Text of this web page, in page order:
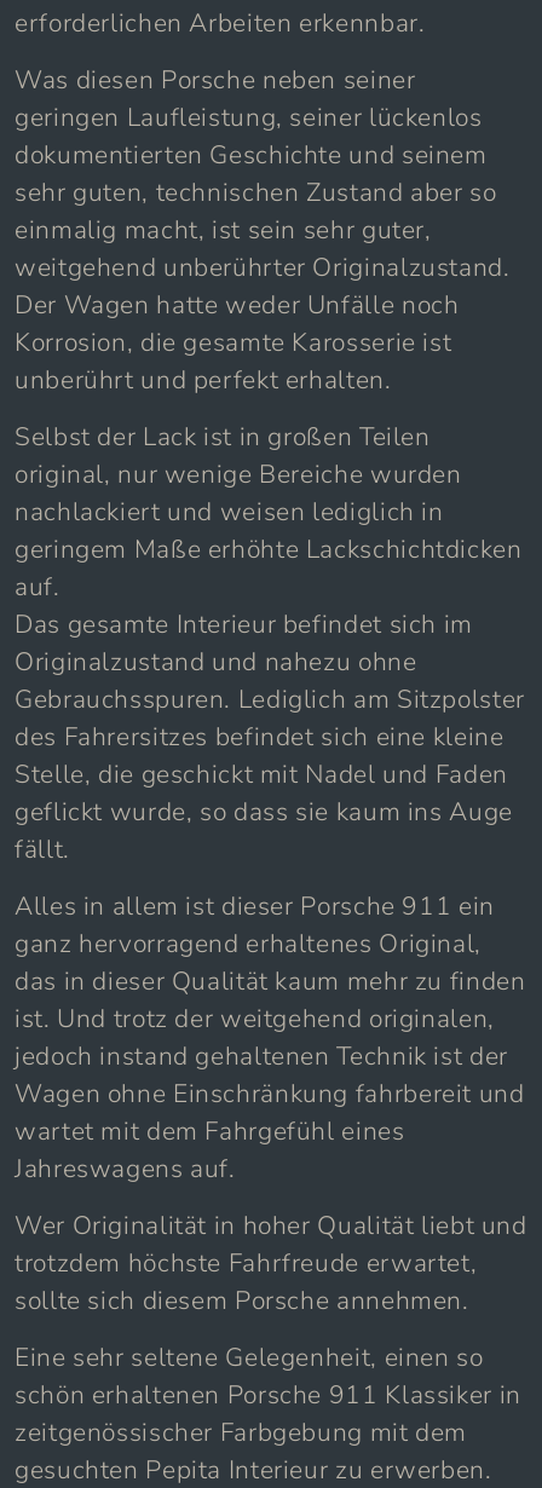
erforderlichen Arbeiten erkennbar.
Was diesen Porsche neben seiner
geringen Laufleistung, seiner lückenlos
dokumentierten Geschichte und seinem
sehr guten, technischen Zustand aber so
einmalig macht, ist sein sehr guter,
weitgehend unberührter Originalzustand.
Der Wagen hatte weder Unfälle noch
Korrosion, die gesamte Karosserie ist
unberührt und perfekt erhalten.
Selbst der Lack ist in großen Teilen
original, nur wenige Bereiche wurden
nachlackiert und weisen lediglich in
geringem Maße erhöhte Lackschichtdicken
auf.
Das gesamte Interieur befindet sich im
Originalzustand und nahezu ohne
Gebrauchsspuren. Lediglich am Sitzpolster
des Fahrersitzes befindet sich eine kleine
Stelle, die geschickt mit Nadel und Faden
geflickt wurde, so dass sie kaum ins Auge
fällt.
Alles in allem ist dieser Porsche 911 ein
ganz hervorragend erhaltenes Original,
das in dieser Qualität kaum mehr zu finden
ist. Und trotz der weitgehend originalen,
jedoch instand gehaltenen Technik ist der
Wagen ohne Einschränkung fahrbereit und
wartet mit dem Fahrgefühl eines
Jahreswagens auf.
Wer Originalität in hoher Qualität liebt und
trotzdem höchste Fahrfreude erwartet,
sollte sich diesem Porsche annehmen.
Eine sehr seltene Gelegenheit, einen so
schön erhaltenen Porsche 911 Klassiker in
zeitgenössischer Farbgebung mit dem
gesuchten Pepita Interieur zu erwerben.